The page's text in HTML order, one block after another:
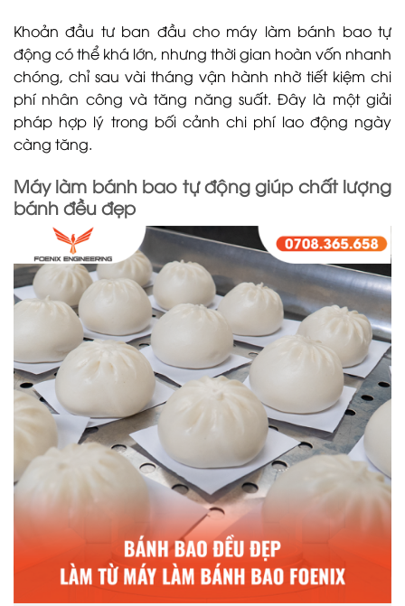
Khoản đầu tư ban đầu cho máy làm bánh bao tự
động có thể khá lớn, nhưng thời gian hoàn vốn nhanh
chóng, chỉ sau vài tháng vận hành nhờ tiết kiệm chi
phí nhân công và tăng năng suất. Đây là một giải
pháp hợp lý trong bối cảnh chi phí lao động ngày
càng tăng.
Máy làm bánh bao tự động giúp chất lượng
bánh đều đẹp